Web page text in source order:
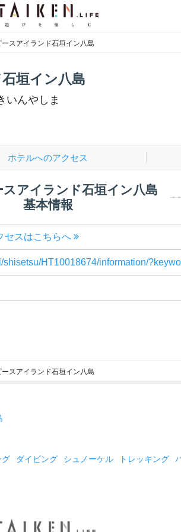
スアイランド石垣イン八島
垣イン八島
いんやしま
ホテルへのアクセス
アイランド石垣イン八島
基本情報
セスはこちらへ
shisetsu/HT10018674/information/
スアイランド石垣イン八島
グ ダイビング シュノーケル トレッキング